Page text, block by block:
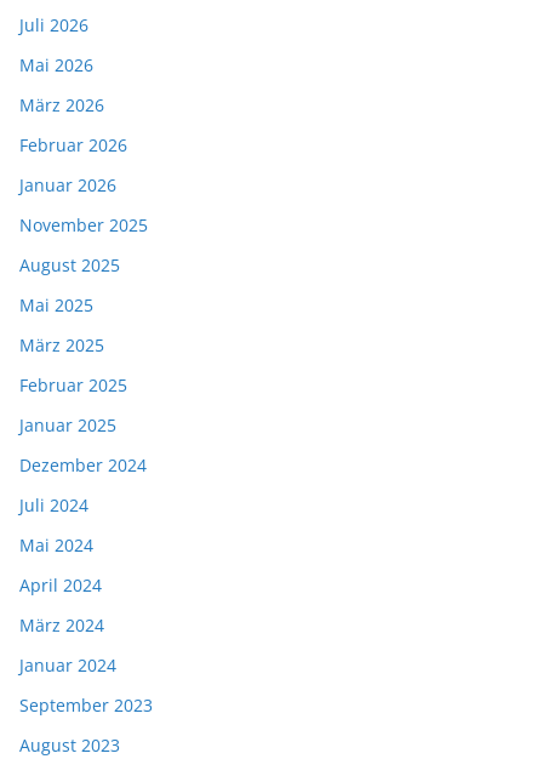
Juli 2026
Mai 2026
März 2026
Februar 2026
Januar 2026
November 2025
August 2025
Mai 2025
März 2025
Februar 2025
Januar 2025
Dezember 2024
Juli 2024
Mai 2024
April 2024
März 2024
Januar 2024
September 2023
August 2023